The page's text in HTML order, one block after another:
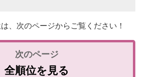
、次のページからご覧ください！
全順位を見る